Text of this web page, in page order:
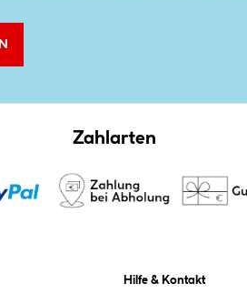
Zahlarten
Hilfe & Kontakt